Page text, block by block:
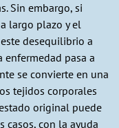
Sin embargo, si
largo plazo y el
desequilibrio a
pasa a
se convierte en una
tejidos corporales
original puede
casos, con la ayuda